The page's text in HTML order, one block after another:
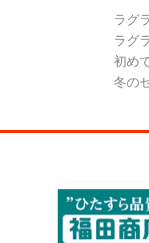
ラグ
ラグ
初め
冬の